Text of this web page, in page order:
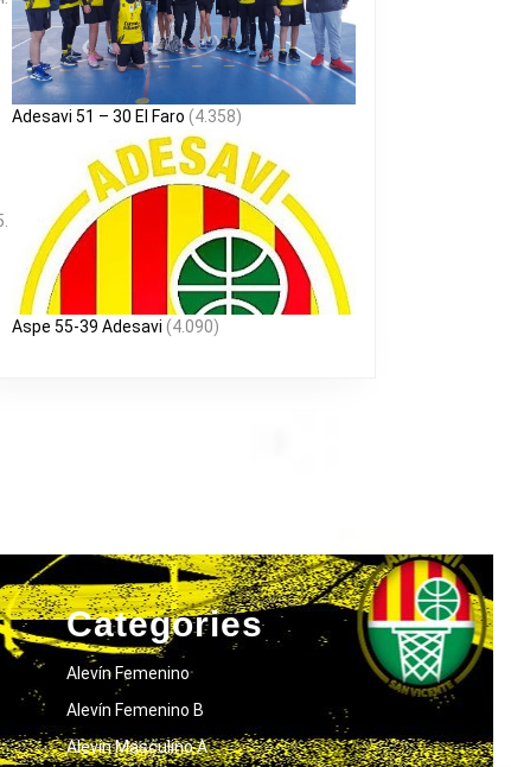
Adesavi 51 – 30 El Faro (4.358)
Aspe 55-39 Adesavi (4.090)
Categories
Alevín Femenino
Alevín Femenino B
Alevín Masculino A